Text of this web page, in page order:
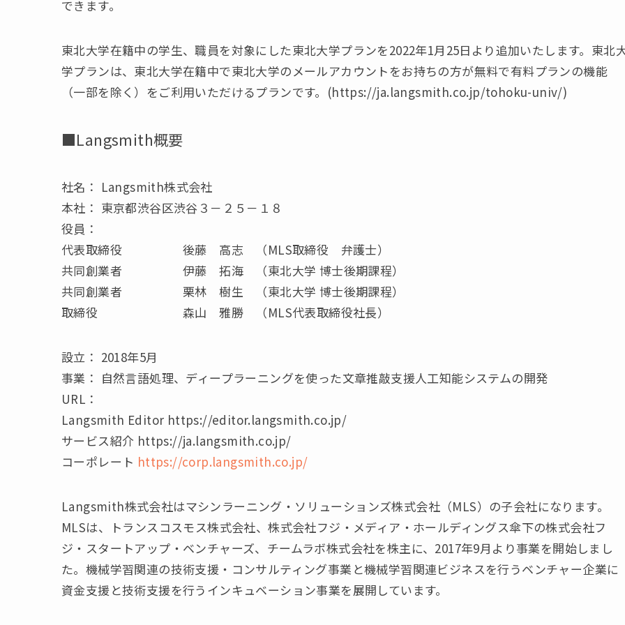
できます。
東北大学在籍中の学生、職員を対象にした東北大学プランを2022年1月25日より追加いたします。東北
学プランは、東北大学在籍中で東北大学のメールアカウントをお持ちの方が無料で有料プランの機能
（一部を除く）をご利用いただけるプランです。(https://ja.langsmith.co.jp/tohoku-univ/)
■Langsmith概要
社名： Langsmith株式会社
本社： 東京都渋谷区渋谷３－２５－１８
役員：
代表取締役 後藤 高志 （MLS取締役 弁護士）
共同創業者 伊藤 拓海 （東北大学 博士後期課程）
共同創業者 栗林 樹生 （東北大学 博士後期課程）
取締役 森山 雅勝 （MLS代表取締役社長）
設立： 2018年5月
事業： 自然言語処理、ディープラーニングを使った文章推敲支援人工知能システムの開発
URL：
Langsmith Editor https://editor.langsmith.co.jp/
サービス紹介 https://ja.langsmith.co.jp/
コーポレート https://corp.langsmith.co.jp/
Langsmith株式会社はマシンラーニング・ソリューションズ株式会社（MLS）の子会社になります。
MLSは、トランスコスモス株式会社、株式会社フジ・メディア・ホールディングス傘下の株式会社フ
ジ・スタートアップ・ベンチャーズ、チームラボ株式会社を株主に、2017年9月より事業を開始しまし
た。機械学習関連の技術支援・コンサルティング事業と機械学習関連ビジネスを行うベンチャー企業に
資金支援と技術支援を行うインキュベーション事業を展開しています。